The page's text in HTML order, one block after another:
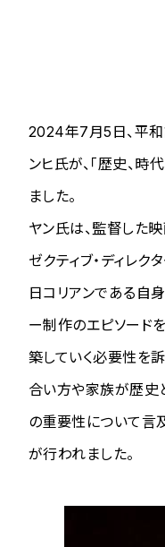
2024年7月5日、平
ンヒ氏が、「歴史、時
ました。
ヤン氏は、監督した
ゼクティブ・ディレ
日コリアンである自
ー制作のエピソード
築していく必要性を訴
合い方や家族が歴史
の重要性について言
が行われました。